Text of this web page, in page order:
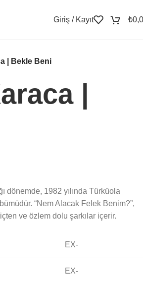
Giriş / Kayıt ₺
| Bekle Beni
|
dönemde, 1982 yılında Türküola
“Nem Alacak Felek Benim?”,
ve özlem dolu şarkılar içerir.
EX-
EX-